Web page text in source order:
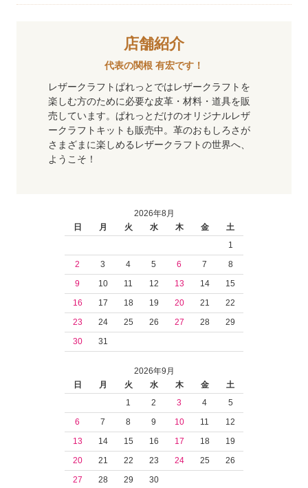
店舗紹介
代表の関根 有宏です！
レザークラフトぱれっとではレザークラフトを
楽しむ方のために必要な皮革・材料・道具を販
売しています。ぱれっとだけのオリジナルレザ
ークラフトキットも販売中。革のおもしろさが
さまざまに楽しめるレザークラフトの世界へ、
ようこそ！
2026年8月
日
月 火 水 木 金
土
1
2
3 4 5 6 7
8
9
10 11 12 13 14
15
16
17 18 19 20 21
22
23
24 25 26 27 28
29
30
31
2026年9月
日
月 火 水 木 金
土
1
2 3 4
5
6
7 8 9 10 11
12
13
14 15 16 17 18
19
20
21 22 23 24 25
26
27
28 29 30